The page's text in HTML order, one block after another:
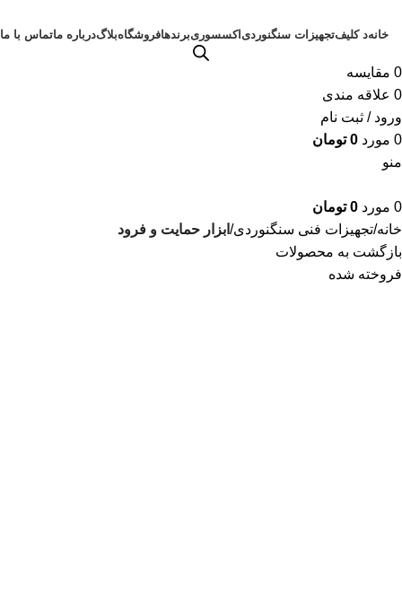
خانهد کلیفتجهیزات سنگنوردی اکسسوریبرندهافروشگاهبلاگدرباره ماتماس با ما
0 مقايسه
0 علاقه مندی
ورود / ثبت نام
0 مورد 0 تومان
منو
0 مورد 0 تومان
خانه تجهیزات فنی سنگنوردی ابزار حمایت و فرود
بازگشت به محصولات
فروخته شده